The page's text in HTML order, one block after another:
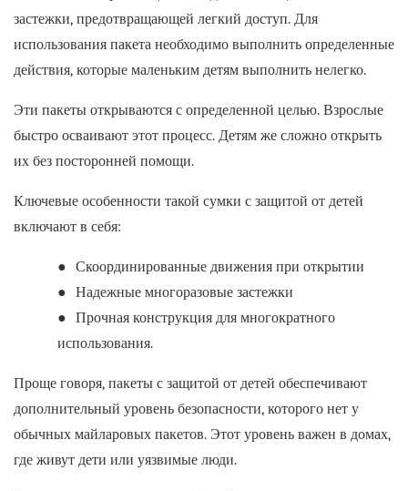
застежки, предотвращающей легкий доступ. Для
использования пакета необходимо выполнить определенные
действия, которые маленьким детям выполнить нелегко.
Эти пакеты открываются с определенной целью. Взрослые
быстро осваивают этот процесс. Детям же сложно открыть
их без посторонней помощи.
Ключевые особенности такой сумки с защитой от детей
включают в себя:
●
Скоординированные движения при открытии
●
Надежные многоразовые застежки
●
Прочная конструкция для многократного
использования.
Проще говоря, пакеты с защитой от детей обеспечивают
дополнительный уровень безопасности, которого нет у
обычных майларовых пакетов. Этот уровень важен в домах,
где живут дети или уязвимые люди.